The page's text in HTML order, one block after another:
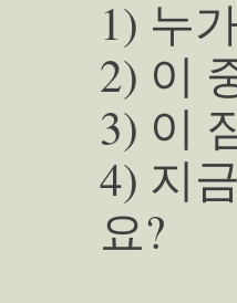
1) 누
2) 이
3) 이
4) 지
요?